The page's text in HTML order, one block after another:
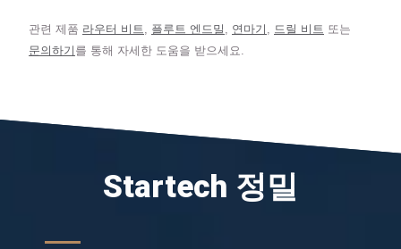
관련 제품 라우터 비트, 플루트 엔드밀 , 연마기 , 드릴 비트 또는
문의하기 를 통해 자세한 도움을 받으세요.
Startech 정밀